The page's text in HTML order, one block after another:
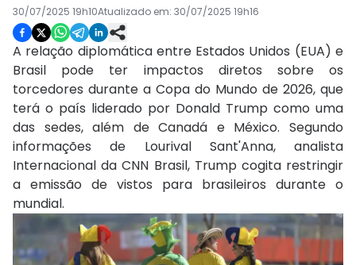
30/07/2025 19h10Atualizado em: 30/07/2025 19h16
A relação diplomática entre Estados Unidos (EUA) e
Brasil pode ter impactos diretos sobre os
torcedores durante a Copa do Mundo de 2026, que
terá o país liderado por Donald Trump como uma
das sedes, além de Canadá e México. Segundo
informações de Lourival Sant'Anna, analista
Internacional da CNN Brasil, Trump cogita restringir
a emissão de vistos para brasileiros durante o
mundial.